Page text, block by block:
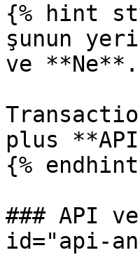
{% hint
şunun
ve **Ne**.
plus
{%
### API
id="api-